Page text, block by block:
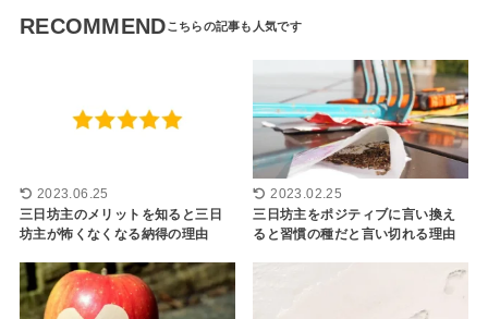
RECOMMEND
2023.06.25
三日坊主のメリットを知ると三日
坊主が怖くなくなる納得の理由
2023.02.25
三日坊主をポジティブに言い換え
ると習慣の種だと言い切れる理由